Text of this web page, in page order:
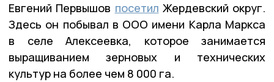
Евгений Первышов посетил Жердевский округ.
Здесь он побывал в ООО имени Карла Маркса
в селе Алексеевка, которое занимается
выращиванием зерновых и технических
культур на более чем 8 000 га.